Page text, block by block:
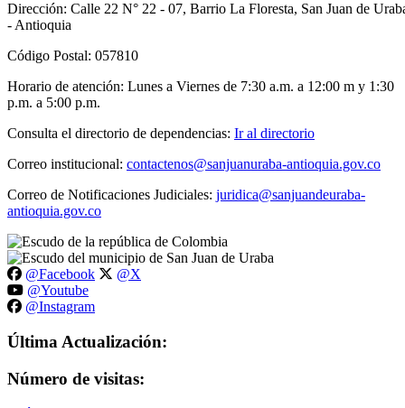
Dirección: Calle 22 N° 22 - 07, Barrio La Floresta, San Juan de
- Antioquia
Código Postal: 057810
Horario de atención: Lunes a Viernes de 7:30 a.m. a 12:00 m y 1:30
p.m. a 5:00 p.m.
Consulta el directorio de dependencias: Ir al directorio
Correo institucional: contactenos@sanjuanuraba-antioquia.gov.co
Correo de Notificaciones Judiciales: juridica@sanjuandeuraba-
antioquia.gov.co
@Facebook
@X
@Youtube
@Instagram
Última Actualización:
Número de visitas: